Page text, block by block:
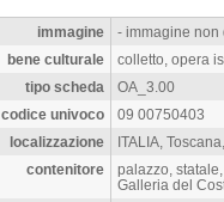
immagine
- immagine non
bene culturale
colletto, opera
tipo scheda
OA_3.00
codice univoco
09 00750403
localizzazione
ITALIA,
contenitore
palazzo,
Galleria del